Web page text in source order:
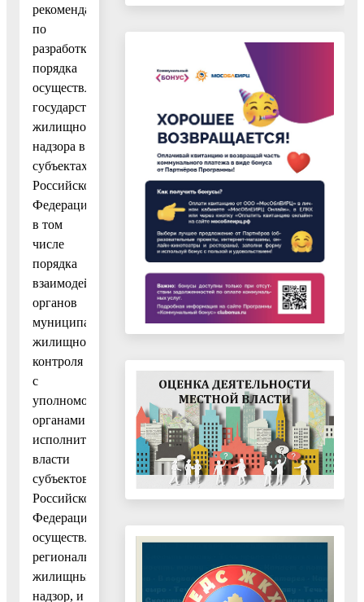
рекомендаций
по
разработке
порядка
осуществления
государственного
жилищного
надзора в
субъектах
Российской
Федерации,
в том
числе
порядка
взаимодействия
органов
муниципального
жилищного
контроля
с
уполномоченными
органами
исполнительной
власти
субъектов
Российской
Федерации,
осуществляющими
региональный
жилищный
надзор, и